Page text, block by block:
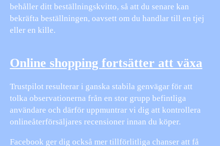
behåller ditt beställningskvitto, så att du senare kan
bekräfta beställningen, oavsett om du handlar till en tjej
eller en kille.
Online shopping fortsätter att växa
Trustpilot resulterar i ganska stabila genvägar för att
tolka observationerna från en stor grupp befintliga
användare och därför uppmuntrar vi dig att kontrollera
onlineåterförsäljares recensioner innan du köper.
Facebook ger dig också mer tillförlitliga chanser att få